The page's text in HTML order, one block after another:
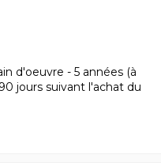
d'oeuvre - 5 années (à
jours suivant l'achat du